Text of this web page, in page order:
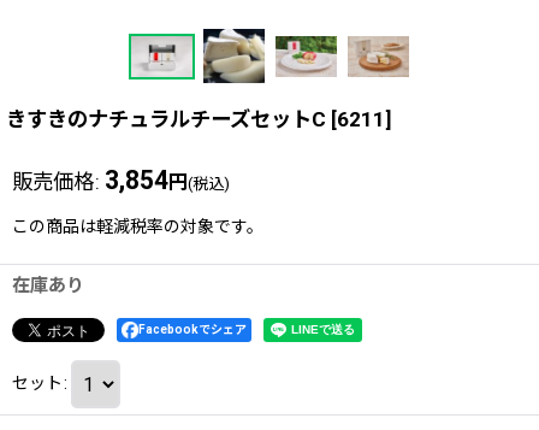
きすきのナチュラルチーズセットC [6211]
販売価格: 3,854円 (税込)
この商品は軽減税率の対象です。
在庫あり
Facebookでシェア
セット: